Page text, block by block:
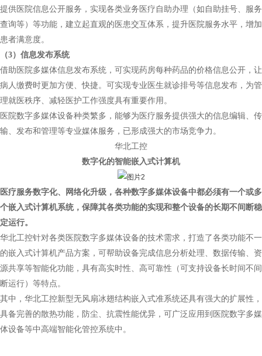
提供医院信息公开服务，实现各类业务医疗自助办理（如自助挂号、服务
查询等）等功能，建立起直观的医患交互体系，提升医院服务水平，增加
患者满意度。
（3）信息发布系统
借助医院多媒体信息发布系统，可实现药房每种药品的价格信息公开，让
病人缴费时更加方便、快捷。可实现专业医生就诊排号等信息发布，为管
理就医秩序、减轻医护工作强度具有重要作用。
医院数字多媒体设备种类繁多，能够为医疗服务提供强大的信息编辑、传
输、发布和管理等专业媒体服务，已形成强大的市场竞争力。
华北工控
数字化的智能嵌入式计算机
医疗服务数字化、网络化升级，各种数字多媒体设备中都必须有一个或多
个嵌入式计算机系统，保障其各类功能的实现和整个设备的长期不间断稳
定运行。
华北工控针对各类医院数字多媒体设备的技术需求，打造了各类功能不一
的嵌入式计算机产品方案，可帮助设备完成信息分析处理、数据传输、资
源共享等智能化功能，具有高实时性、高可靠性（可支持设备长时间不间
断运行）等特点。
其中，华北工控新型无风扇冰翅结构嵌入式准系统还具有强大的扩展性，
具备完善的散热功能，防尘、抗震性能优异，可广泛应用到医院数字多媒
体设备等中高端智能化管控系统中。